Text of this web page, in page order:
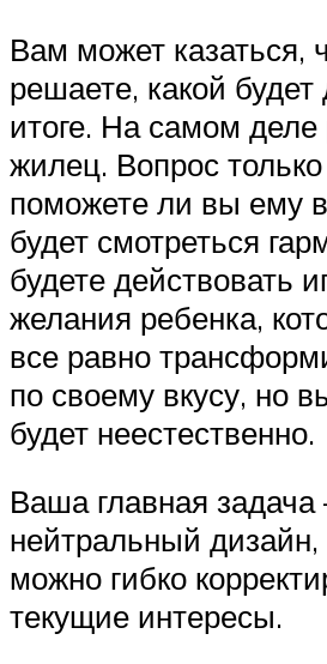
Вам может казаться,
решаете, какой будет
итоге. На самом
жилец. Вопрос
поможете ли вы ему
будет смотреться
будете действовать
желания ребенка,
все равно
по своему вкусу, но
будет неестественно.
Ваша главная
нейтральный дизайн,
можно гибко
текущие интересы.